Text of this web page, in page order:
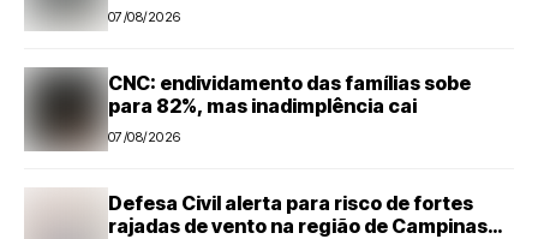
07/08/2026
CNC: endividamento das famílias sobe
para 82%, mas inadimplência cai
07/08/2026
Defesa Civil alerta para risco de fortes
rajadas de vento na região de Campinas